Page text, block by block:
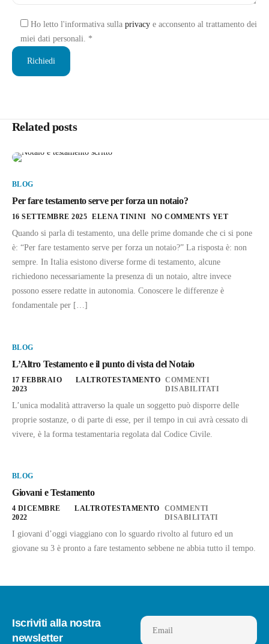
Ho letto l'informativa sulla privacy e acconsento al trattamento dei
miei dati personali. *
Related posts
BLOG
Per fare testamento serve per forza un notaio?
16 SETTEMBRE 2025 ELENA TININI NO COMMENTS YET
Quando si parla di testamento, una delle prime domande che ci si pone
è: “Per fare testamento serve per forza un notaio?” La risposta è: non
sempre. In Italia esistono diverse forme di testamento, alcune
richiedono necessariamente la presenza di un notaio, altre invece
possono essere redatte in autonomia. Conoscere le differenze è
fondamentale per […]
BLOG
L’Altro Testamento e il punto di vista del Notaio
17 FEBBRAIO
2023
LALTROTESTAMENTO COMMENTI
DISABILITATI
L’unica modalità attraverso la quale un soggetto può disporre delle
proprie sostanze, o di parte di esse, per il tempo in cui avrà cessato di
vivere, è la forma testamentaria regolata dal Codice Civile.
BLOG
Giovani e Testamento
4 DICEMBRE
2022
LALTROTESTAMENTO
COMMENTI
DISABILITATI
I giovani d’oggi viaggiano con lo sguardo rivolto al futuro ed un
giovane su 3 è pronto a fare testamento sebbene ne abbia tutto il tempo.
Iscriviti alla nostra
newsletter
Email